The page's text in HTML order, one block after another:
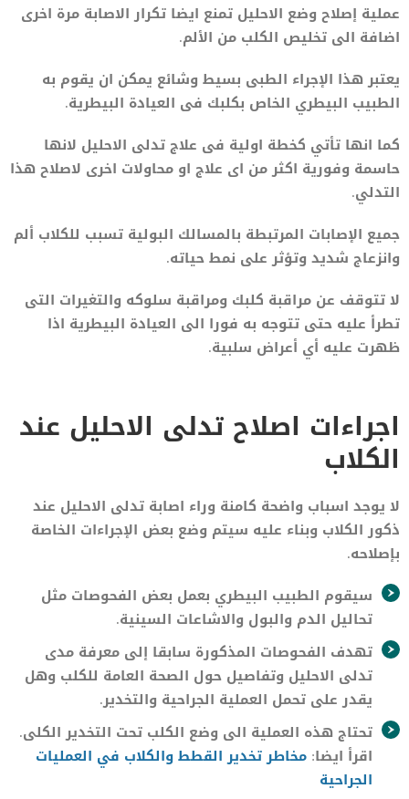
عملية إصلاح وضع الاحليل تمنع ايضا تكرار الاصابة مرة اخرى
اضافة الى تخليص الكلب من الألم.
يعتبر هذا الإجراء الطبى بسيط وشائع يمكن ان يقوم به
الطبيب البيطري الخاص بكلبك فى العيادة البيطرية.
كما انها تأتي كخطة اولية فى علاج تدلى الاحليل لانها
حاسمة وفورية اكثر من اى علاج او محاولات اخرى لاصلاح هذا
التدلي.
جميع الإصابات المرتبطة بالمسالك البولية تسبب للكلاب ألم
وانزعاج شديد وتؤثر على نمط حياته.
لا تتوقف عن مراقبة كلبك ومراقبة سلوكه والتغيرات التى
تطرأ عليه حتى تتوجه به فورا الى العيادة البيطرية اذا
ظهرت عليه أي أعراض سلبية.
اجراءات اصلاح تدلى الاحليل عند
الكلاب
لا يوجد اسباب واضحة كامنة وراء اصابة تدلى الاحليل عند
ذكور الكلاب وبناء عليه سيتم وضع بعض الإجراءات الخاصة
بإصلاحه.
سيقوم الطبيب البيطري بعمل بعض الفحوصات مثل
تحاليل الدم والبول والاشاعات السينية.
تهدف الفحوصات المذكورة سابقا إلى معرفة مدى
تدلى الاحليل وتفاصيل حول الصحة العامة للكلب وهل
يقدر على تحمل العملية الجراحية والتخدير.
تحتاج هذه العملية الى وضع الكلب تحت التخدير الكلى.
اقرأ ايضا: مخاطر تخدير القطط والكلاب في العمليات
الجراحية